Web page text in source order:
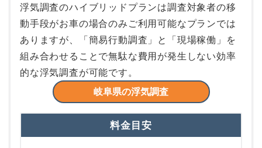
浮気調査のハイブリッドプランは調査対象者の移
動手段がお車の場合のみご利用可能なプランでは
ありますが、「簡易行動調査」と「現場稼働」を
組み合わせることで無駄な費用が発生しない効率
的な浮気調査が可能です。
岐阜県の浮気調査
料金目安